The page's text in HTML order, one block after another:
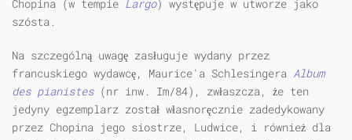
Chopina (w tempie Largo) występuje w utworze jako
szósta.
Na szczególną uwagę zasługuje wydany przez
francuskiego wydawcę, Maurice'a Schlesingera Album
des pianistes(nr inw. Im/84), zwłaszcza, że ten
jedyny egzemplarz został własnoręcznie zadedykowany
przez Chopina jego siostrze, Ludwice, i również dla